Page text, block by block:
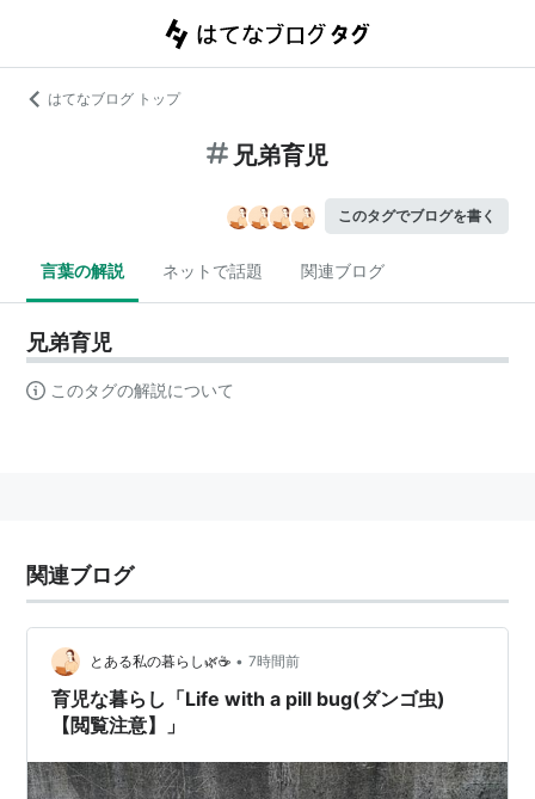
はてなブログ トップ
兄弟育児
このタグでブログを書く
言葉の解説 ネットで話題 関連ブログ
兄弟育児
このタグの解説について
関連ブログ
とある私の暮らし🌿☕️ • 7時間前
育児な暮らし「Life with a pill bug(ダンゴ虫)
【閲覧注意】」